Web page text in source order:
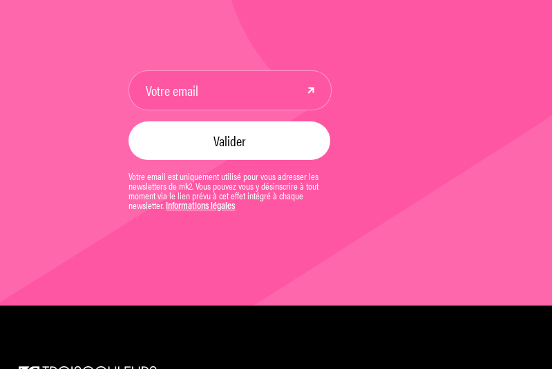
Votre email est uniquement utilisé pour vous adresser les
newsletters de mk2. Vous pouvez vous y désinscrire à tout
moment via le lien prévu à cet effet intégré à chaque
newsletter. Informations légales